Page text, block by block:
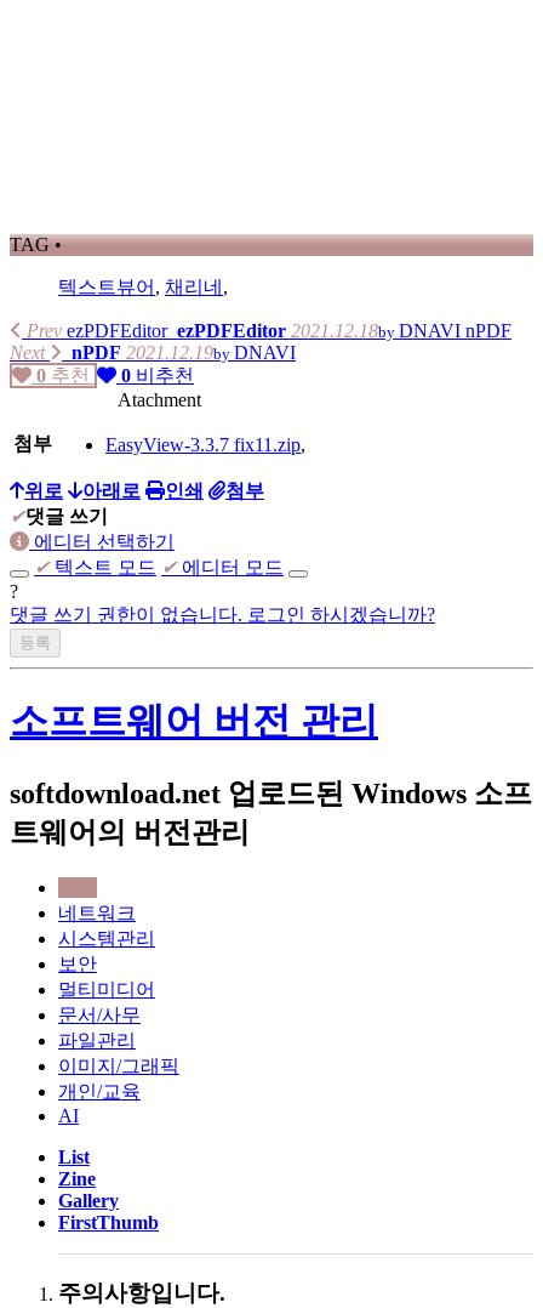
TAG •
텍스트뷰어 , 채리네 ,
Prev ezPDFEditor ezPDFEditor 2021.12.18by DNAVI nPDF
Next
nPDF 2021.12.19by DNAVI
0 추천 0 비추천
Atachment
첨부 EasyView-3.3.7 fix11.zip,
위로 아래로 인쇄
첨부
✔댓글 쓰기
에디터 선택하기
✔ 텍스트 모드 ✔ 에디터 모드
?
댓글 쓰기 권한이 없습니다. 로그인 하시겠습니까?
소프트웨어 버전 관리
softdownload.net 업로드된 Windows 소프
트웨어의 버전관리
네트워크
시스템관리
보안
멀티미디어
문서/사무
파일관리
이미지/그래픽
개인/교육
AI
List
Zine
Gallery
FirstThumb
주의사항입니다.